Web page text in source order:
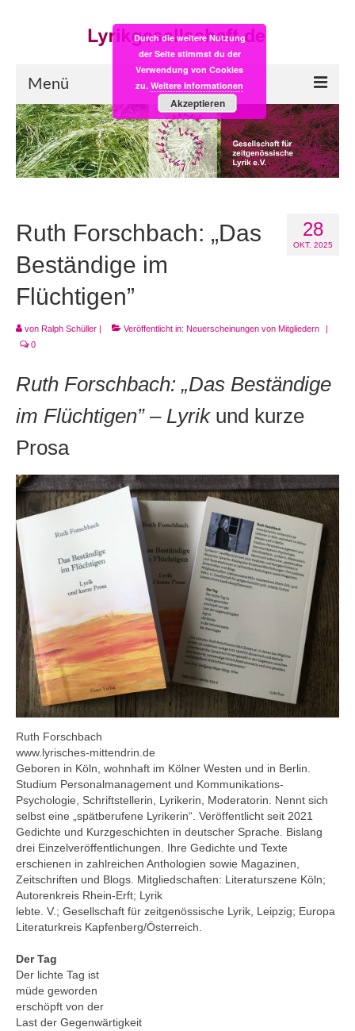
Menü
Start
LYRIK:POST
Einkaufsladen
Empfehlung des Monats
Videos
Veranstaltungen
Neuerscheinungen von Mitgliedern
Ausschreibungen
Leipziger Lyrikbibliothek
Lyrikschaufenster im Literaturhaus Leipzig
Mitglied werden
28
OKT. 2025
Ruth Forschbach: „Das
Beständige im
Flüchtigen”
von Ralph Schüller | Veröffentlicht in: Neuerscheinungen von Mitgliedern
|
0
Ruth Forschbach: „Das Beständige
im Flüchtigen”– Lyrikund kurze
Prosa
Ruth Forschbach
www.lyrisches-mittendrin.de
Geboren in Köln, wohnhaft im Kölner Westen und in Berlin.
Studium Personalmanagement und Kommunikations-
Psychologie, Schriftstellerin, Lyrikerin, Moderatorin. Nennt sich
selbst eine „spätberufene Lyrikerin“. Veröffentlicht seit 2021
Gedichte und Kurzgeschichten in deutscher Sprache. Bislang
drei Einzelveröffentlichungen. Ihre Gedichte und Texte
erschienen in zahlreichen Anthologien sowie Magazinen,
Zeitschriften und Blogs. Mitgliedschaften: Literaturszene Köln;
Autorenkreis Rhein-Erft; Lyrik
lebte. V.; Gesellschaft für zeitgenössische Lyrik, Leipzig; Europa
Literaturkreis Kapfenberg/Österreich.
Der Tag
Der lichte Tag ist
müde geworden
erschöpft von der
Last der Gegenwärtigkeit
Durch die weitere Nutzung
der Seite stimmst du der
Verwendung von Cookies
zu. Weitere Informationen
Akzeptieren